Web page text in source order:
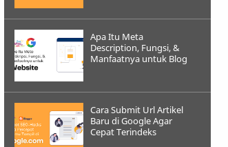
Apa Itu Meta
Description, Fungsi, &
Manfaatnya untuk Blog
Cara Submit Url Artikel
Baru di Google Agar
Cepat Terindeks